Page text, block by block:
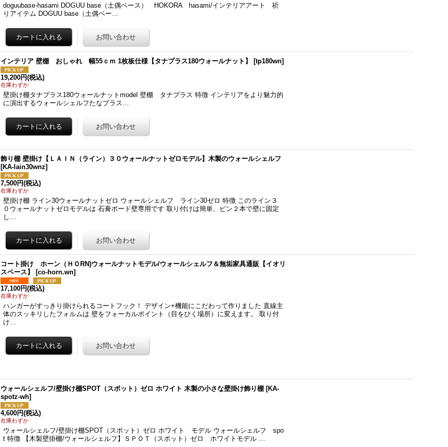
doguubase-hasami DOGUU base（土偶ベース） HOKORA hasami/インテリアアート 祈
りアイテム DOGUU base（土偶ベー…
インテリア 壁棚 おしゃれ 幅55ｃｍ 1枚板仕様【タナプラス180ウォールナット】 [tp180wn]
19,200円(税込)
在庫わずか
壁掛け棚タナプラス180ウォールナットmodel 壁棚 タナプラス 特徴 インテリアをより魅力的
に演出するウォールシェルフたなプラス…
飾り棚 壁掛け【ＬＡＩＮ（ライン）３０ウォールナットゼロモデル】木製のウォールシェルフ
[KA-lain30wnz]
7,500円(税込)
在庫わずか
壁掛け棚 ライン30ウォールナットゼロ ウォールシェルフ ライン30ゼロ 特徴 このライン３
０ウォールナットゼロモデルは 石膏ボード壁専用です 取り付けは簡単、ピン２本で壁に固定
し…
コート掛け ホーン（ＨＯRN)ウォールナットモデル/ウォールシェルフ＆無垢家具通販【イオリ
スペース】
[co-horn.wn]
17,100円(税込)
在庫わずか
ハンガーがすっきり掛けられるコートフック！ デザイン+機能にこだわって作りました 直線主
体のスッキリしたフォルムは 壁をフォーカルポイント（目をひく場所）に変えます。 取り付
け…
ウォールシェルフ/壁掛け棚SPOT（スポット）ゼロ ホワイト 木製の小さな壁掛け飾り棚 [KA-
spotz-wh]
4,600円(税込)
在庫わずか
ウォールシェルフ/壁掛け棚SPOT（スポット）ゼロ ホワイト モデル ウォールシェルフ spo
t 特徴 【木製壁掛棚/ウォールシェルフ】ＳＰＯＴ（スポット）ゼロ ホワイトモデル …